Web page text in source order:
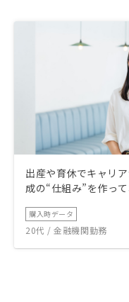
出産や育休でキャリ
成の“仕組み”を作って
購入時データ
20代 / 金融機関勤務